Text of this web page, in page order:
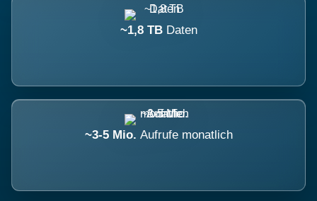
~1,8 TB Daten
~3-5 Mio. Aufrufe monatlich